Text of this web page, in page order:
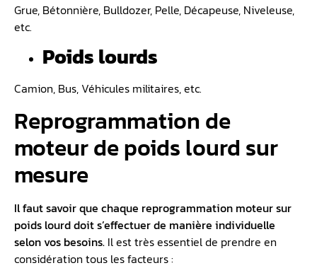
Grue, Bétonnière, Bulldozer, Pelle, Décapeuse, Niveleuse,
etc.
Poids lourds
Camion, Bus, Véhicules militaires, etc.
Reprogrammation de
moteur de poids lourd sur
mesure
Il faut savoir que chaque reprogrammation moteur sur
poids lourd doit s’effectuer de manière individuelle
selon vos besoins. Il est très essentiel de prendre en
considération tous les facteurs :